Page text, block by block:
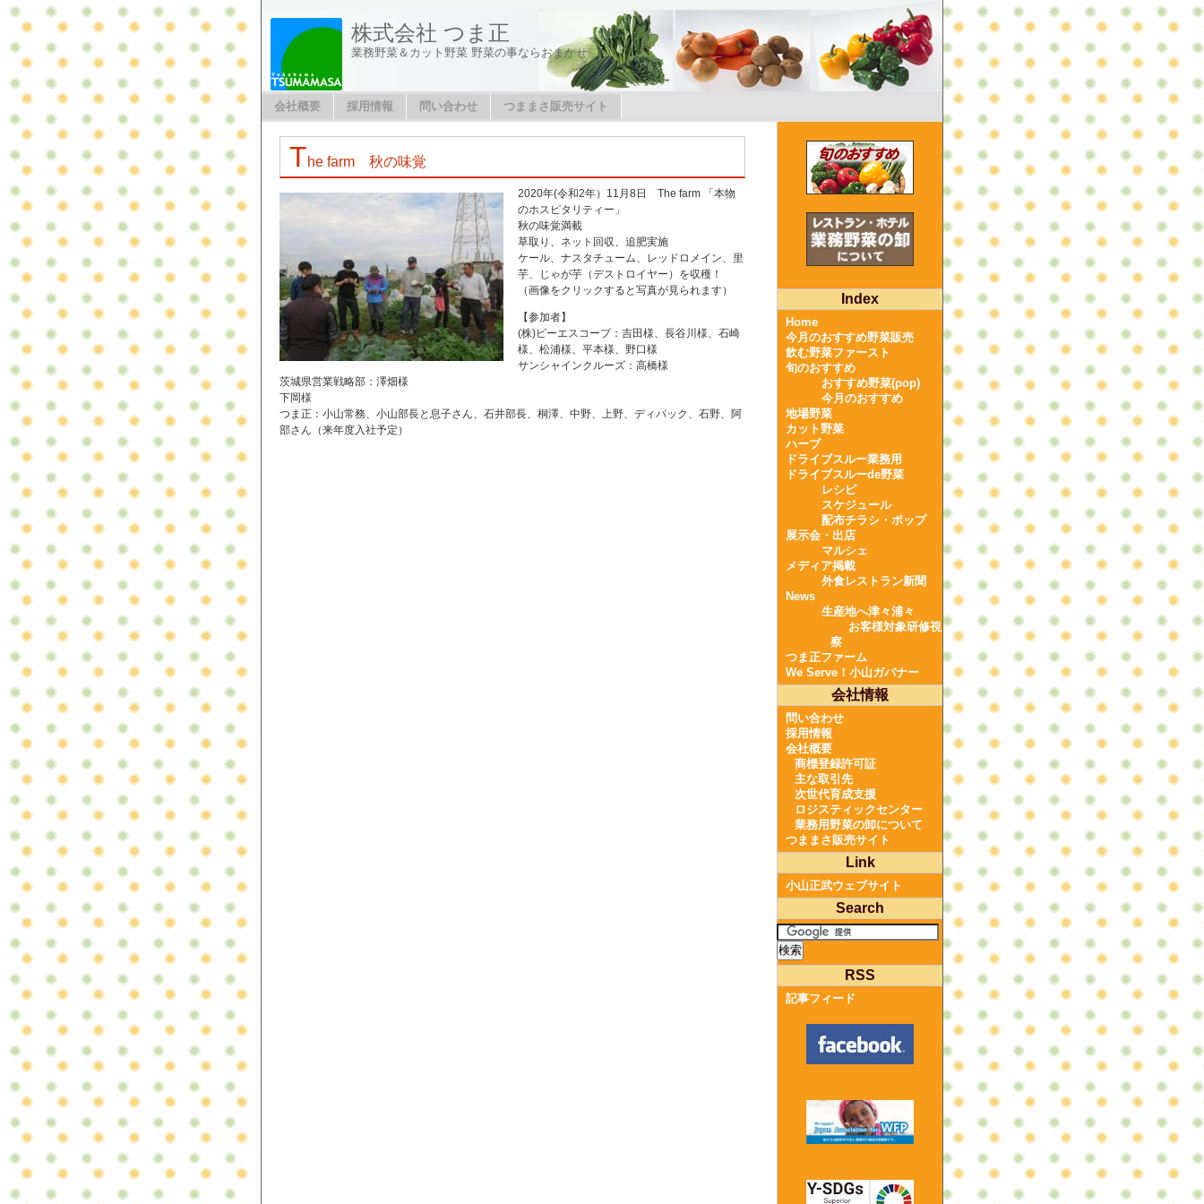
株式会社 つま正
業務野菜＆カット野菜 野菜の事ならおまかせ
会社概要 採用情報 問い合わせ つままさ販売サイト
The farm 秋の味覚
2020年(令和2年）11月8日 The farm 「本物
のホスピタリティー」
秋の味覚満載
草取り、ネット回収、追肥実施
ケール、ナスタチューム、レッドロメイン、里
芋、じゃが芋（デストロイヤー）を収穫！
（画像をクリックすると写真が見られます）
【参加者】
(株)ピーエスコープ：吉田様、長谷川様、石崎
様、松浦様、平本様、野口様
サンシャインクルーズ：高橋様
茨城県営業戦略部：澤畑様
下岡様
つま正：小山常務、小山部長と息子さん、石井部長、桐澤、中野、上野、ディパック、石野、阿
部さん（来年度入社予定）
Index
Home
今月のおすすめ野菜販売
飲む野菜ファースト
旬のおすすめ
おすすめ野菜(pop)
今月のおすすめ
地場野菜
カット野菜
ハーブ
ドライブスルー業務用
ドライブスルーde野菜
レシピ
スケジュール
配布チラシ・ポップ
展示会・出店
マルシェ
メディア掲載
外食レストラン新聞
News
生産地へ津々浦々
お客様対象研修視
察
つま正ファーム
We Serve！小山ガバナー
会社情報
問い合わせ
採用情報
会社概要
商標登録許可証
主な取引先
次世代育成支援
ロジスティックセンター
業務用野菜の卸について
つままさ販売サイト
Link
小山正武ウェブサイト
Search
RSS
記事フィード